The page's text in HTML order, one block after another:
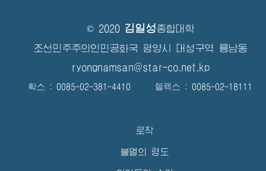
© 2020 김일성종합대학
조선민주주의인민공화국 평양시 대성구역 룡남동
ryongnamsan@star-co.net.kp
확스 : 0085-02-381-4410 텔렉스 : 0085-02-18111
로작
불멸의 령도